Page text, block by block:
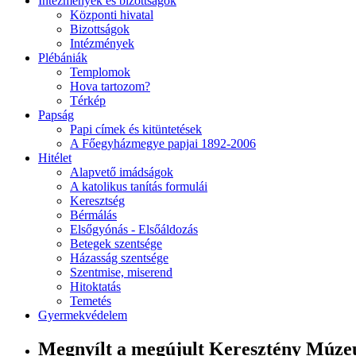
Központi hivatal
Bizottságok
Intézmények
Plébániák
Templomok
Hova tartozom?
Térkép
Papság
Papi címek és kitüntetések
A Főegyházmegye papjai 1892-2006
Hitélet
Alapvető imádságok
A katolikus tanítás formulái
Keresztség
Bérmálás
Elsőgyónás - Elsőáldozás
Betegek szentsége
Házasság szentsége
Szentmise, miserend
Hitoktatás
Temetés
Gyermekvédelem
Megnyílt a megújult Keresztény